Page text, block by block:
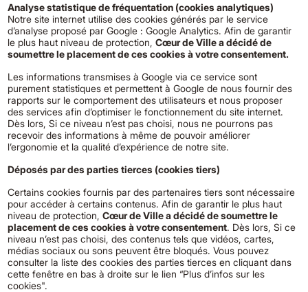
Analyse statistique de fréquentation (cookies analytiques)
Notre site internet utilise des cookies générés par le service
d’analyse proposé par Google : Google Analytics. Afin de garantir
le plus haut niveau de protection,Cœur de Ville a décidé de
soumettre le placement de ces cookies à votre consentement.
Les informations transmises à Google via ce service sont
purement statistiques et permettent à Google de nous fournir des
rapports sur le comportement des utilisateurs et nous proposer
des services afin d’optimiser le fonctionnement du site internet.
Dès lors, Si ce niveau n’est pas choisi, nous ne pourrons pas
recevoir des informations à même de pouvoir améliorer
l’ergonomie et la qualité d’expérience de notre site.
Déposés par des parties tierces (cookies tiers)
Certains cookies fournis par des partenaires tiers sont nécessaire
pour accéder à certains contenus. Afin de garantir le plus haut
niveau de protection,Cœur de Ville a décidé de soumettre le
placement de ces cookies à votre consentement. Dès lors, Si ce
niveau n’est pas choisi, des contenus tels que vidéos, cartes,
médias sociaux ou sons peuvent être bloqués. Vous pouvez
consulter la liste des cookies des parties tierces en cliquant dans
cette fenêtre en bas à droite sur le lien “Plus d’infos sur les
cookies".